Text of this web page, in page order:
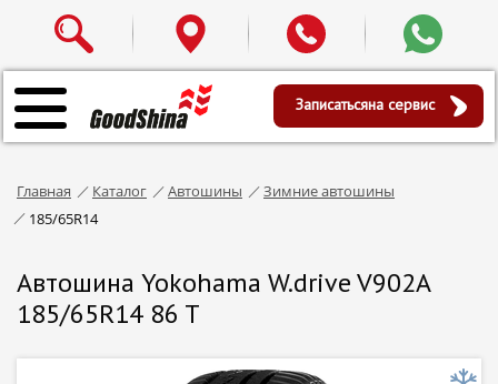
Записатьсяна сервис
Главная Каталог Автошины
Зимние автошины
185/65R14
Автошина Yokohama W.drive V902A
185/65R14 86 T